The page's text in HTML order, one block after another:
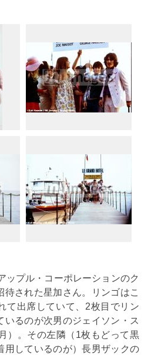
ップル・コーポレーションのク
待された星加さん。リンゴはこ
て出席していて、2枚目でリン
いるのが次男のジェイソン・ス
）。その左隣（1枚もどって黒
用しているのが）長男ザックの